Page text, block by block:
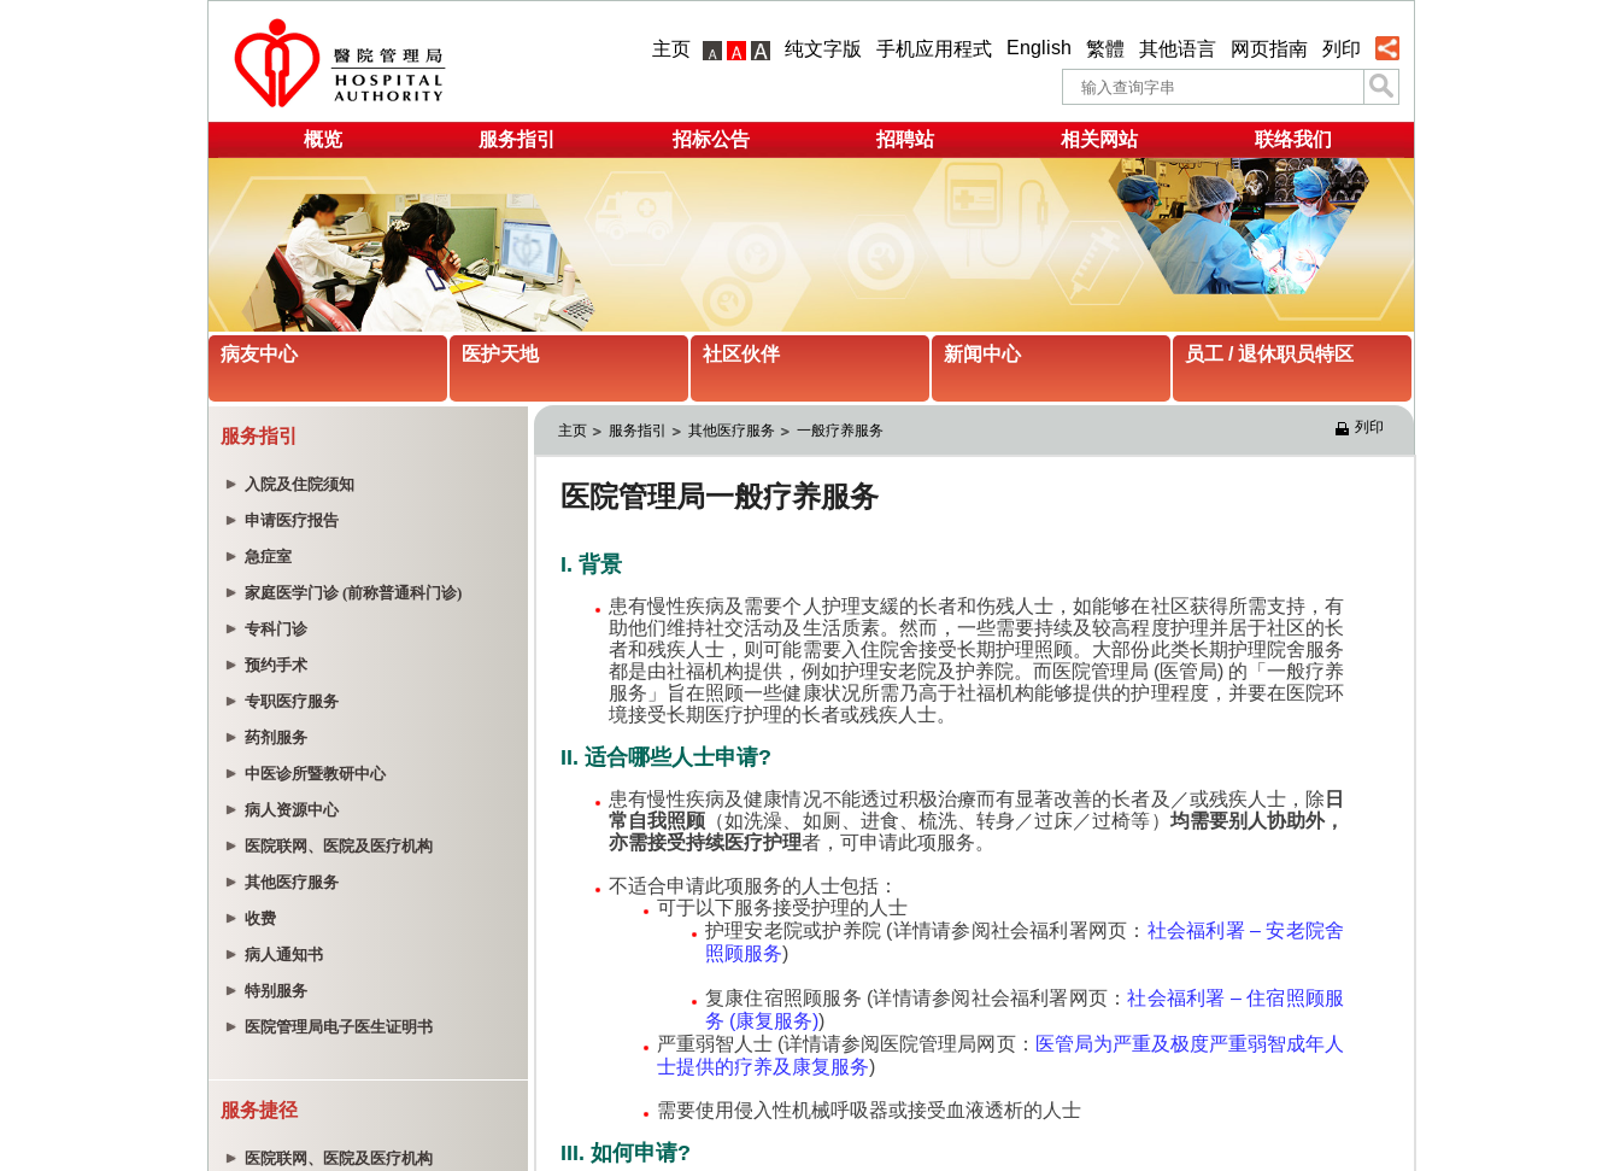
主页 纯文字版 手机应用程式 English 繁體 其他语言 网页指南 列印
概览 服务指引 招标公告 招聘站 相关网站 联络我们
病友中心 医护天地 社区伙伴 新闻中心 员工 / 退休职员特区
服务指引
入院及住院须知
申请医疗报告
急症室
家庭医学门诊 (前称普通科门诊)
专科门诊
预约手术
专职医疗服务
药剂服务
中医诊所暨教研中心
病人资源中心
医院联网、医院及医疗机构
其他医疗服务
收费
病人通知书
特别服务
医院管理局电子医生证明书
服务捷径
医院联网、医院及医疗机构
主页 服务指引 其他医疗服务 一般疗养服务 列印